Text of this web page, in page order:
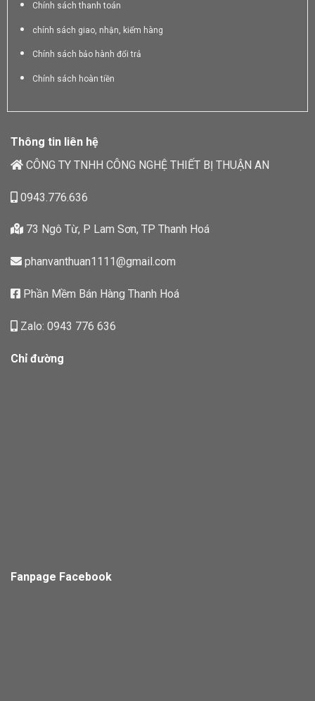
Chính sách thanh toán
chính sách giao, nhận, kiểm hàng
Chính sách bảo hành đổi trả
Chính sách hoàn tiền
Thông tin liên hệ
CÔNG TY TNHH CÔNG NGHỆ THIẾT BỊ THUẬN AN
0943.776.636
73 Ngô Từ, P Lam Sơn, TP Thanh Hoá
phanvanthuan1111@gmail.com
Phần Mềm Bán Hàng Thanh Hoá
Zalo: 0943 776 636
Chỉ đường
Fanpage Facebook